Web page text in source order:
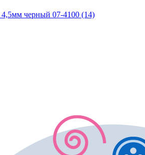
черный 07-4100 (14)